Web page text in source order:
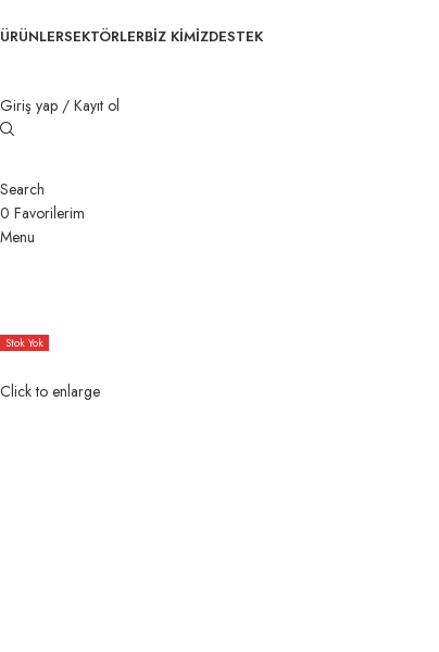
ÜRÜNLERSEKTÖRLERBİZ KİMİZDESTEK
Giriş yap / Kayıt ol
Search
0 Favorilerim
Menu
Stok Yok
Click to enlarge